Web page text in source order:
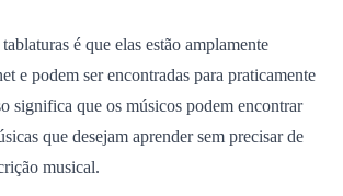
é que elas estão amplamente
e podem ser encontradas para praticamente
significa que os músicos podem encontrar
que desejam aprender sem precisar de
musical.